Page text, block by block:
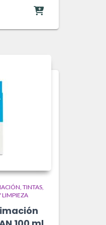
TINTAS,
LIMPIEZA